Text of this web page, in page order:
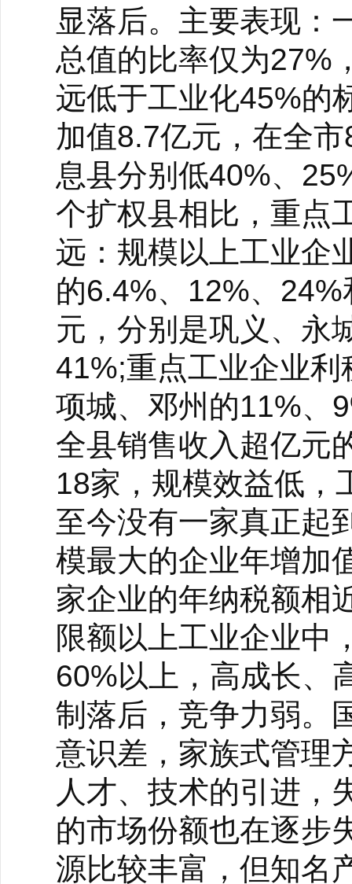
显落后。主要表现：
总值的比率仅为27%
远低于工业化45%的
加值8.7亿元，在全
息县分别低40%、
个扩权县相比，重点
远：规模以上工业企
的6.4%、12%、
元，分别是巩义、永
41%;重点工业企业
项城、邓州的11%、
全县销售收入超亿元
18家，规模效益低，
至今没有一家真正起
模最大的企业年增加
家企业的年纳税额相
限额以上工业企业中
60%以上，高成长、
制落后，竞争力弱。
意识差，家族式管理
人才、技术的引进，
的市场份额也在逐步
源比较丰富，但知名